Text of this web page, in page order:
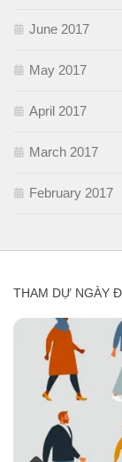
June 2017
May 2017
April 2017
March 2017
February 2017
THAM DỰ NGÀY